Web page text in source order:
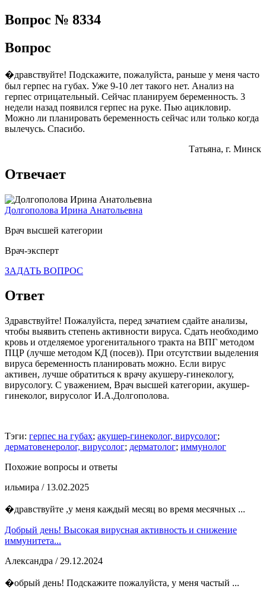
Вопрос № 8334
Вопрос
�дравствуйте! Подскажите, пожалуйста, раньше у меня часто
был герпес на губах. Уже 9-10 лет такого нет. Анализ на
герпес отрицательный. Сейчас планируем беременность. 3
недели назад появился герпес на руке. Пью ацикловир.
Можно ли планировать беременность сейчас или только когда
вылечусь. Спасибо.
Татьяна, г. Минск
Отвечает
Долгополова Ирина Анатольевна
Врач высшей категории
Врач-эксперт
ЗАДАТЬ ВОПРОС
Ответ
Здравствуйте! Пожалуйста, перед зачатием сдайте анализы,
чтобы выявить степень активности вируса. Сдать необходимо
кровь и отделяемое урогенитального тракта на ВПГ методом
ПЦР (лучше методом КД (посев)). При отсутствии выделения
вируса беременность планировать можно. Если вирус
активен, лучше обратиться к врачу акушеру-гинекологу,
вирусологу. С уважением, Врач высшей категории, акушер-
гинеколог, вирусолог И.А.Долгополова.
Тэги: герпес на губах; акушер-гинеколог, вирусолог;
дерматовенеролог, вирусолог; дерматолог; иммунолог
Похожие вопросы и ответы
ильмира / 13.02.2025
�дравствуйте ,у меня каждый месяц во время месячных ...
Добрый день! Высокая вирусная активность и снижение
иммунитета...
Александра / 29.12.2024
�обрый день! Подскажите пожалуйста, у меня частый ...